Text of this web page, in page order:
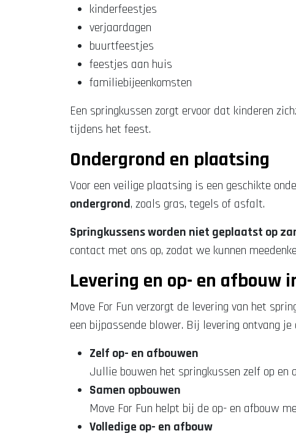
kinderfeestjes
verjaardagen
buurtfeestjes
feestjes aan huis
familiebijeenkomsten
Een springkussen zorgt ervoor dat kinderen
tijdens het feest.
Ondergrond en plaatsing
Voor een veilige plaatsing is een geschikte
ondergrond, zoals gras, tegels of asfalt.
Springkussens worden niet geplaatst op
contact met ons op, zodat we kunnen
Levering en op- en afbouw
Move For Fun verzorgt de levering van het
een bijpassende blower. Bij levering ontvang
Zelf op- en afbouwen
Jullie bouwen het springkussen zelf op en
Samen opbouwen
Move For Fun helpt bij de op- en afbouw
Volledige op- en afbouw